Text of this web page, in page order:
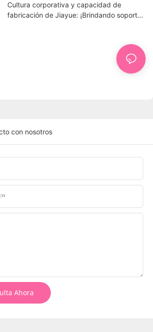
Cultura corporativa y capacidad de
fabricación de Jiayue: ¡Brindando soporte
con nosotros
Ahora